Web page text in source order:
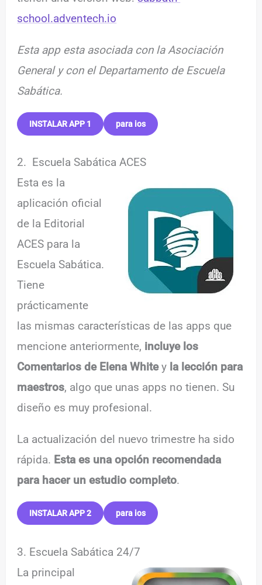
school.adventech.io
Esta app esta asociada con la Asociación
General y con el Departamento de Escuela
Sabática.
INSTALAR APP 1 para ios
2. Escuela Sabática ACES
Esta es la
aplicación oficial
de la Editorial
ACES para la
Escuela Sabática.
Tiene
prácticamente
las mismas características de las apps que
mencione anteriormente, incluye los
Comentarios de Elena Whitey la lección para
maestros, algo que unas apps no tienen. Su
diseño es muy profesional.
La actualización del nuevo trimestre ha sido
rápida. Esta es una opción recomendada
para hacer un estudio completo.
INSTALAR APP 2 para ios
3. Escuela Sabática 24/7
La principal